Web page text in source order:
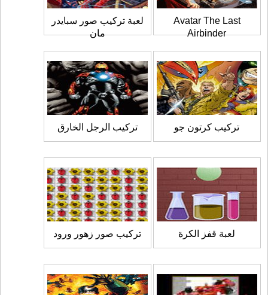
Avatar The Last
Airbinder
لعبة تركيب صور سبايدر
مان
تركيب كرتون جو تركيب الرجل الخارق
لعبة قفز الكرة تركيب صور زهور ورود